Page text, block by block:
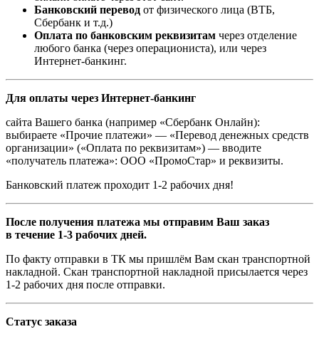
Банковский перевод от физического лица (ВТБ,
Сбербанк и т.д.)
Оплата по банковским реквизитам через отделение
любого банка (через операциониста), или через
Интернет-банкинг.
Для оплаты через Интернет-банкинг
сайта Вашего банка (например «Сбербанк Онлайн):
выбираете «Прочие платежи» — «Перевод денежных средств
организации» («Оплата по реквизитам») — вводите
«получатель платежа»: ООО «ПромоСтар» и реквизиты.
Банковский платеж проходит 1-2 рабочих дня!
После получения платежа мы отправим Ваш заказ
в течение 1-3 рабочих дней.
По факту отправки в ТК мы пришлём Вам скан транспортной
накладной. Скан транспортной накладной присылается через
1-2 рабочих дня после отправки.
Статус заказа